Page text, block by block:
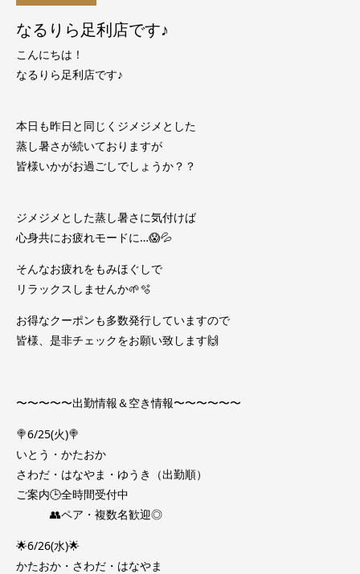
なるりら足利店です♪
こんにちは！
なるりら足利店です♪
本日も昨日と同じくジメジメとした
蒸し暑さが続いておりますが
皆様いかがお過ごしでしょうか？？
ジメジメとした蒸し暑さに気付けば
心身共にお疲れモードに…😱💦
そんなお疲れをもみほぐしで
リラックスしませんか🌱🫧
お得なクーポンも多数発行していますので
皆様、是非チェックをお願い致します🙌
〜〜〜〜〜出勤情報＆空き情報〜〜〜〜〜〜
🍭6/25(火)🍭
いとう・かたおか
さわだ・はなやま・ゆうき（出勤順）
ご案内🕒全時間受付中
👥ペア・複数名歓迎◎
🌟6/26(水)🌟
かたおか・さわだ・はなやま